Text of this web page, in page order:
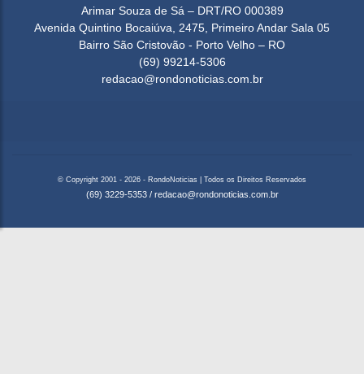
Arimar Souza de Sá – DRT/RO 000389
Avenida Quintino Bocaiúva, 2475, Primeiro Andar Sala 05
Bairro São Cristovão - Porto Velho – RO
(69) 99214-5306
redacao@rondonoticias.com.br
© Copyright 2001 - 2026 - RondoNoticias | Todos os Direitos Reservados
(69) 3229-5353 / redacao@rondonoticias.com.br